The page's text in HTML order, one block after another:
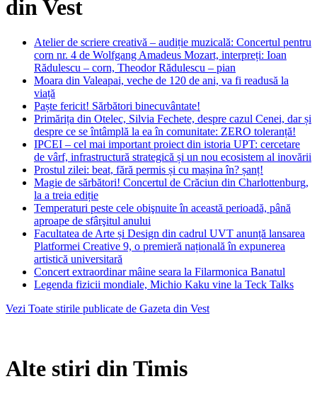
din Vest
Atelier de scriere creativă – audiție muzicală: Concertul pentru
corn nr. 4 de Wolfgang Amadeus Mozart, interpreți: Ioan
Rădulescu – corn, Theodor Rădulescu – pian
Moara din Valeapai, veche de 120 de ani, va fi readusă la
viață
Paște fericit! Sărbători binecuvântate!
Primărița din Otelec, Silvia Fechete, despre cazul Cenei, dar și
despre ce se întâmplă la ea în comunitate: ZERO toleranță!
IPCEI – cel mai important proiect din istoria UPT: cercetare
de vârf, infrastructură strategică și un nou ecosistem al inovării
Prostul zilei: beat, fără permis și cu mașina în? șanț!
Magie de sărbători! Concertul de Crăciun din Charlottenburg,
la a treia ediție
Temperaturi peste cele obişnuite în această perioadă, până
aproape de sfârşitul anului
Facultatea de Arte și Design din cadrul UVT anunță lansarea
Platformei Creative 9, o premieră națională în expunerea
artistică universitară
Concert extraordinar mâine seara la Filarmonica Banatul
Legenda fizicii mondiale, Michio Kaku vine la Teck Talks
Vezi Toate stirile publicate de Gazeta din Vest
Alte stiri din Timis